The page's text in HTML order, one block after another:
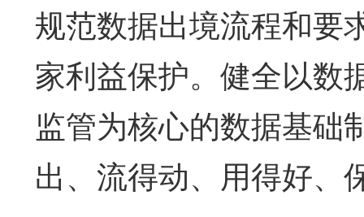
规范数据出境流程和要
家利益保护。健全以数
监管为核心的数据基础
出、流得动、用得好、